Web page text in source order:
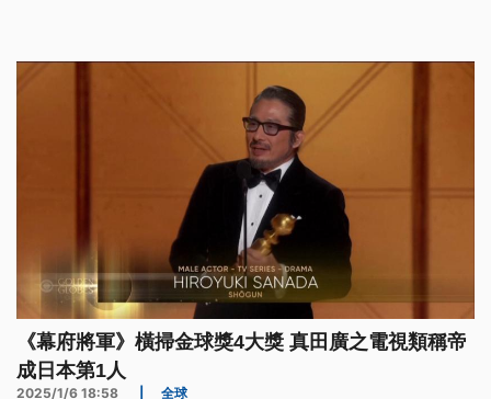
《幕府將軍》橫掃金球獎4大獎 真田廣之電視類稱帝
成日本第1人
2025/1/6 18:58 全球